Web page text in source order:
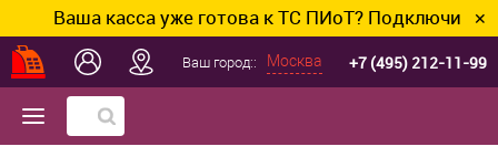
Ваша касса уже готова к ТС ПИоТ? Подключим и ✕
Ваш город:: Москва +7 (495) 212-11-99